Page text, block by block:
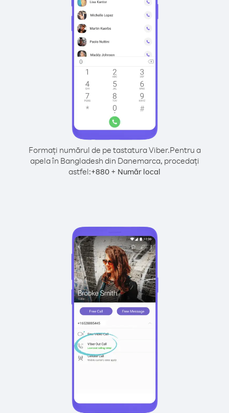
Formați numărul de pe tastatura Viber.Pentru a
apela în Bangladesh din Danemarca, procedați
astfel:+880 + Număr local